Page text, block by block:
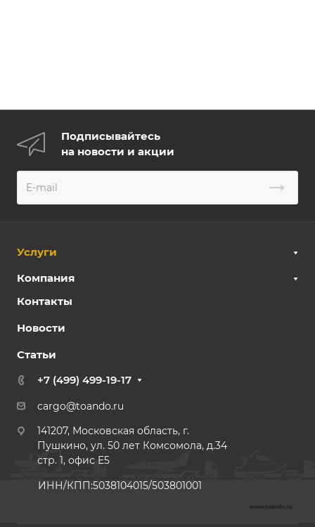
Подписывайтесь
на новости и акции
Услуги
Компания
Контакты
Новости
Статьи
+7 (499) 499-19-17
cargo@toando.ru
141207, Московская область, г.
Пушкино, ул. 50 лет Комсомола, д.34
стр. 1, офис E5
ИНН/КПП:5038104015/503801001